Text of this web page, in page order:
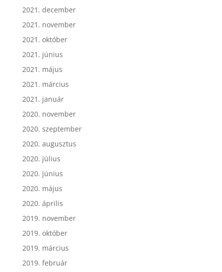
2021. december
2021. november
2021. október
2021. június
2021. május
2021. március
2021. január
2020. november
2020. szeptember
2020. augusztus
2020. július
2020. június
2020. május
2020. április
2019. november
2019. október
2019. március
2019. február